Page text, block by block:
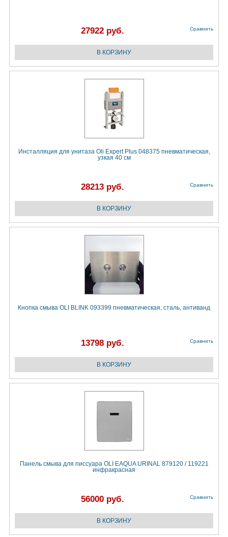
27922 руб. Сравнить
Инсталляция для унитаза Oli Expert Plus 048375 пневматическая,
узкая 40 см
28213 руб. Сравнить
Кнопка смыва OLI BLINK 093399 пневматическая, сталь, антиванд
13798 руб. Сравнить
Панель смыва для писсуара OLI EAQUA URINAL 879120 / 119221
инфракрасная
56000 руб. Сравнить